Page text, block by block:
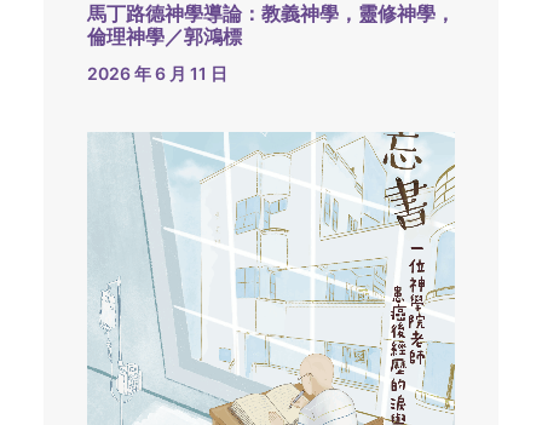
馬丁路德神學導論：教義神學，靈修神學，
倫理神學／郭鴻標
2026 年 6 月 11 日